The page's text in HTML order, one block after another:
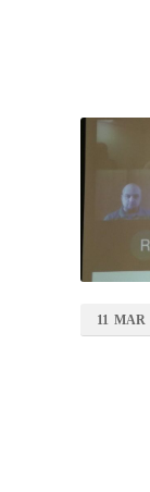
11 MAR